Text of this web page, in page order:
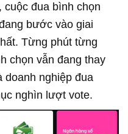
cuộc đua bình chọn
bước vào giai
Từng phút từng
chọn vẫn đang thay
doanh nghiệp đua
nghìn lượt vote.